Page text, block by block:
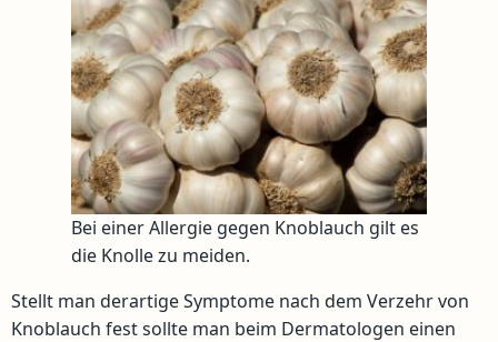
Bei einer Allergie gegen Knoblauch gilt es
die Knolle zu meiden.
Stellt man derartige Symptome nach dem Verzehr von
Knoblauch fest sollte man beim Dermatologen einen